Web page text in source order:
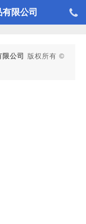
限公司
公司
版权所有 ©